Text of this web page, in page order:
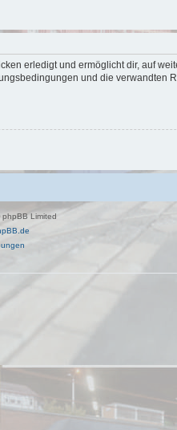
erledigt und ermöglicht dir, auf
und die verwandten
Limited